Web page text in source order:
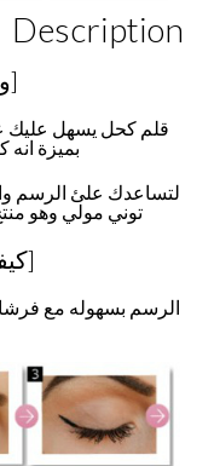
Description
قلم كحل يسهل عليك
بميزة
لتساعدك علئ الرسم
توني مولي وهو
الرسم بسهوله مع